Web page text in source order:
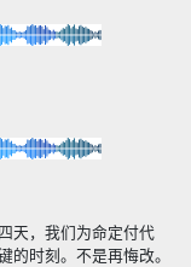
天，我们为命定付代
的时刻。不是再悔改。